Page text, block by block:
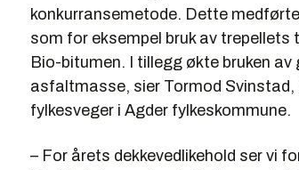
konkurransemetode. Dette
som for eksempel bruk av
Bio-bitumen. I tillegg økte bruken
asfaltmasse, sier Tormod
fylkesveger i Agder fylkeskommune.
– For årets dekkevedlikehold ser vi